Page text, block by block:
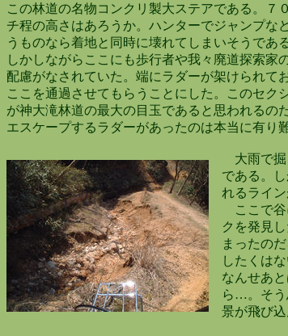
この林道の名物コンクリ製大ステアである。７
チ程の高さはあろうか。ハンターでジャンプな
うものなら着地と同時に壊れてしまいそうである
しかしながらここにも歩行者や我々廃道探索家
配慮がなされていた。端にラダーが架けられてお
ここを通過させてもらうことにした。このセク
が神大滝林道の最大の目玉であると思われるのだ
エスケープするラダーがあったのは本当に有り難
大雨で掘り
である。し
れるライン
ここで谷に
クを発見し
まったのだ
したくはな
なんせあと
ら…。そう
景が飛び込